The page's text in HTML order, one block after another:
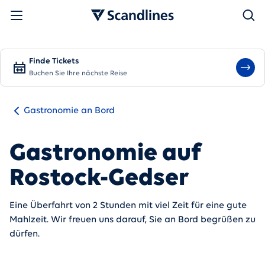
Suchen
Finde Tickets
Buchen Sie Ihre nächste Reise
Gastronomie an Bord
Gastronomie auf
Rostock-Gedser
Eine Überfahrt von 2 Stunden mit viel Zeit für eine gute
Mahlzeit. Wir freuen uns darauf, Sie an Bord begrüßen zu
dürfen.